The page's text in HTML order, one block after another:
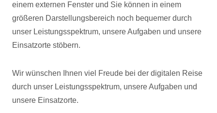
einem externen Fenster und Sie können in einem
größeren Darstellungsbereich noch bequemer durch
unser Leistungsspektrum, unsere Aufgaben und unsere
Einsatzorte stöbern.
Wir wünschen Ihnen viel Freude bei der digitalen Reise
durch unser Leistungsspektrum, unsere Aufgaben und
unsere Einsatzorte.